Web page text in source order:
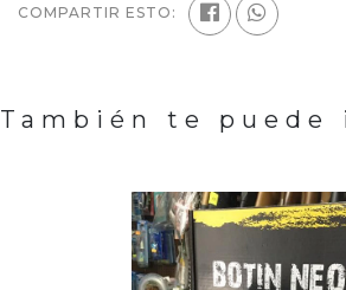
COMPARTIR ESTO:
También te puede